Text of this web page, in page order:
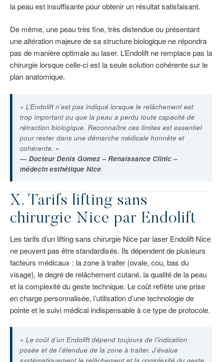
la peau est insuffisante pour obtenir un résultat satisfaisant.
De même, une peau très fine, très distendue ou présentant
une altération majeure de sa structure biologique ne répondra
pas de manière optimale au laser. L’Endolift ne remplace pas la
chirurgie lorsque celle-ci est la seule solution cohérente sur le
plan anatomique.
« L’Endolift n’est pas indiqué lorsque le relâchement est
trop important ou que la peau a perdu toute capacité de
rétraction biologique. Reconnaître ces limites est essentiel
pour rester dans une démarche médicale honnête et
cohérente. »
— Docteur Denis Gomez – Renaissance Clinic –
médecin esthétique Nice
X. Tarifs lifting sans
chirurgie Nice par Endolift
Les tarifs d’un lifting sans chirurgie Nice par laser Endolift Nice
ne peuvent pas être standardisés. Ils dépendent de plusieurs
facteurs médicaux : la zone à traiter (ovale, cou, bas du
visage), le degré de relâchement cutané, la qualité de la peau
et la complexité du geste technique. Le coût reflète une prise
en charge personnalisée, l’utilisation d’une technologie de
pointe et le suivi médical indispensable à ce type de protocole.
« Le coût d’un Endolift dépend toujours de l’indication
posée et de l’étendue de la zone à traiter. J’évalue